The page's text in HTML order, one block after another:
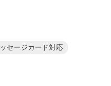
セージカード対応